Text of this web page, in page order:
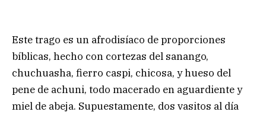
Este trago es un afrodisíaco de proporciones
bíblicas, hecho con cortezas del sanango,
chuchuasha, fierro caspi, chicosa, y hueso del
pene de achuni, todo macerado en aguardiente y
miel de abeja. Supuestamente, dos vasitos al día